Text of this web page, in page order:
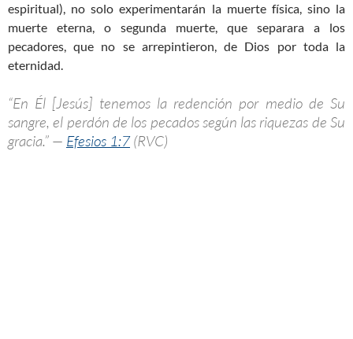
espiritual), no solo experimentarán la muerte física, sino la
muerte eterna, o segunda muerte, que separara a los
pecadores, que no se arrepintieron, de Dios por toda la
eternidad.
“En Él [Jesús] tenemos la redención por medio de Su
sangre, el perdón de los pecados según las riquezas de Su
gracia.” — Efesios 1:7(RVC)